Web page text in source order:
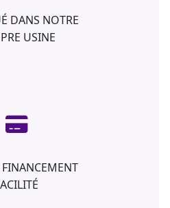
DANS NOTRE
USINE